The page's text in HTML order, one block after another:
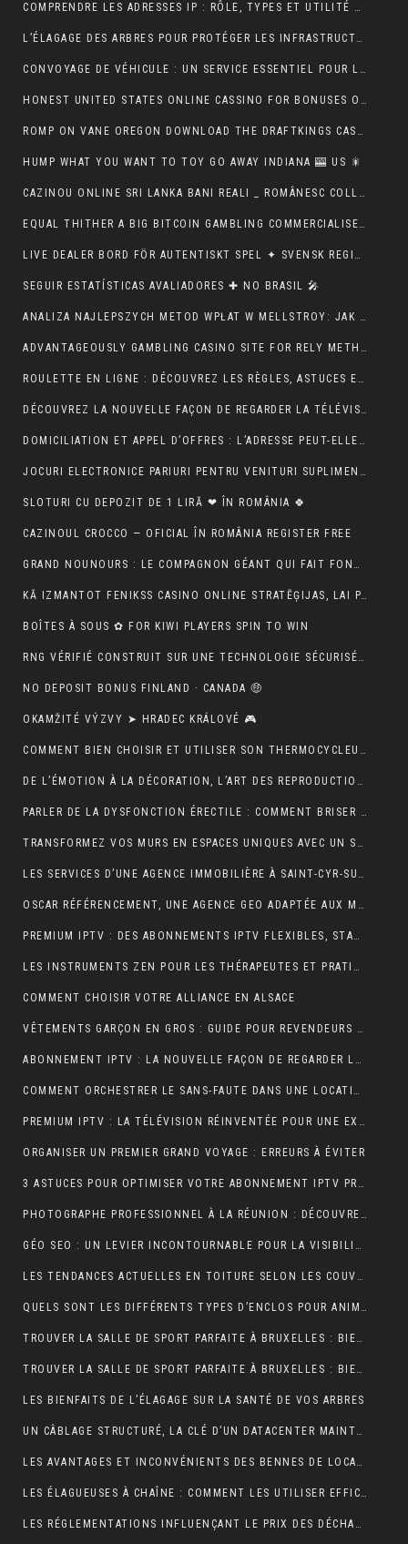
COMPRENDRE LES ADRESSES IP : RÔLE, TYPES ET UTILITÉ AU QUOTIDIEN
L’ÉLAGAGE DES ARBRES POUR PROTÉGER LES INFRASTRUCTURES
CONVOYAGE DE VÉHICULE : UN SERVICE ESSENTIEL POUR LES PROFESSIONNELS DE L’AUTOMOBILE
HONEST UNITED STATES ONLINE CASSINO FOR BONUSES ONLINECASINOGAMES.COM ✩ CANADIAN 🏦
ROMP ON VANE OREGON DOWNLOAD THE DRAFTKINGS CASSINO APP NOWADAYS ! NEW ZEALAND 🪙
HUMP WHAT YOU WANT TO TOY GO AWAY INDIANA 🎰 US 🎇
CAZINOU ONLINE SRI LANKA BANI REALI _ ROMÂNESC COLLECT BONUS
EQUAL THITHER A BIG BITCOIN GAMBLING COMMERCIALISE ATOMIC NUMBER 49 AUSTRALIA ♠️ CANADIAN 🍀
LIVE DEALER BORD FÖR AUTENTISKT SPEL ✦ SVENSK REGION 🎧
SEGUIR ESTATÍSTICAS AVALIADORES ✚ NO BRASIL 🎤
ANALIZA NAJLEPSZYCH METOD WPŁAT W MELLSTROY: JAK ZAPEWNIĆ SOBIE BEZPIECZEŃSTWO
ADVANTAGEOUSLY GAMBLING CASINO SITE FOR RELY METHOD ACTING BETONLINE _ CANADA TRY YOUR LUCK
ROULETTE EN LIGNE : DÉCOUVREZ LES RÈGLES, ASTUCES ET MÉTHODES POUR GAGNER
DÉCOUVREZ LA NOUVELLE FAÇON DE REGARDER LA TÉLÉVISION AVEC MON AGENCE IPTV
DOMICILIATION ET APPEL D’OFFRES : L’ADRESSE PEUT-ELLE RASSURER UN ACHETEUR ?
JOCURI ELECTRONICE PARIURI PENTRU VENITURI SUPLIMENTARE – RO 🍾
SLOTURI CU DEPOZIT DE 1 LIRĂ ❤ ÎN ROMÂNIA 🍀
CAZINOUL CROCCO — OFICIAL ÎN ROMÂNIA REGISTER FREE
GRAND NOUNOURS : LE COMPAGNON GÉANT QUI FAIT FONDRE TOUS LES CŒURS
KĀ IZMANTOT FENIKSS CASINO ONLINE STRATĒĢIJAS, LAI PALIELINĀTU IZREDZES
BOÎTES À SOUS ✿ FOR KIWI PLAYERS SPIN TO WIN
RNG VÉRIFIÉ CONSTRUIT SUR UNE TECHNOLOGIE SÉCURISÉE 🚀 IN NEW ZEALAND START SPINNING
NO DEPOSIT BONUS FINLAND · CANADA 🤑
OKAMŽITÉ VÝZVY ➤ HRADEC KRÁLOVÉ 🎮
COMMENT BIEN CHOISIR ET UTILISER SON THERMOCYCLEUR AU LABORATOIRE
DE L’ÉMOTION À LA DÉCORATION, L’ART DES REPRODUCTIONS QUI DONNENT VIE À VOS MURS
PARLER DE LA DYSFONCTION ÉRECTILE : COMMENT BRISER LE TABOU ?
TRANSFORMEZ VOS MURS EN ESPACES UNIQUES AVEC UN STICKERS PERSONNALISÉ C-STICKERS
LES SERVICES D’UNE AGENCE IMMOBILIÈRE À SAINT-CYR-SUR-MER EXPLIQUÉS EN DÉTAIL
OSCAR RÉFÉRENCEMENT, UNE AGENCE GEO ADAPTÉE AUX MOTEURS GÉNÉRATIFS
PREMIUM IPTV : DES ABONNEMENTS IPTV FLEXIBLES, STABLES ET COMPLETS
LES INSTRUMENTS ZEN POUR LES THÉRAPEUTES ET PRATIQUANTS DE YOGA
COMMENT CHOISIR VOTRE ALLIANCE EN ALSACE
VÊTEMENTS GARÇON EN GROS : GUIDE POUR REVENDEURS ET MAGASINS
ABONNEMENT IPTV : LA NOUVELLE FAÇON DE REGARDER LA TÉLÉVISION
COMMENT ORCHESTRER LE SANS-FAUTE DANS UNE LOCATION SAISONNIÈRE ?
PREMIUM IPTV : LA TÉLÉVISION RÉINVENTÉE POUR UNE EXPÉRIENCE SUR MESURE
ORGANISER UN PREMIER GRAND VOYAGE : ERREURS À ÉVITER
3 ASTUCES POUR OPTIMISER VOTRE ABONNEMENT IPTV PREMIUM EN FRANCE
PHOTOGRAPHE PROFESSIONNEL À LA RÉUNION : DÉCOUVREZ L’EXPÉRIENCE UNIQUE D’UNE SÉANCE PHOTO EN STUDIO
GÉO SEO : UN LEVIER INCONTOURNABLE POUR LA VISIBILITÉ LOCALE
LES TENDANCES ACTUELLES EN TOITURE SELON LES COUVREURS EXPÉRIMENTÉS
QUELS SONT LES DIFFÉRENTS TYPES D’ENCLOS POUR ANIMAUX ?
TROUVER LA SALLE DE SPORT PARFAITE À BRUXELLES : BIEN PLUS QU’UNE QUESTION D’ADRESSE
TROUVER LA SALLE DE SPORT PARFAITE À BRUXELLES : BIEN PLUS QU’UNE QUESTION D’ADRESSE
LES BIENFAITS DE L’ÉLAGAGE SUR LA SANTÉ DE VOS ARBRES
UN CÂBLAGE STRUCTURÉ, LA CLÉ D’UN DATACENTER MAINTENABLE
LES AVANTAGES ET INCONVÉNIENTS DES BENNES DE LOCATION À PRIX RÉDUIT
LES ÉLAGUEUSES À CHAÎNE : COMMENT LES UTILISER EFFICACEMENT
LES RÉGLEMENTATIONS INFLUENÇANT LE PRIX DES DÉCHARGES DE BENNE